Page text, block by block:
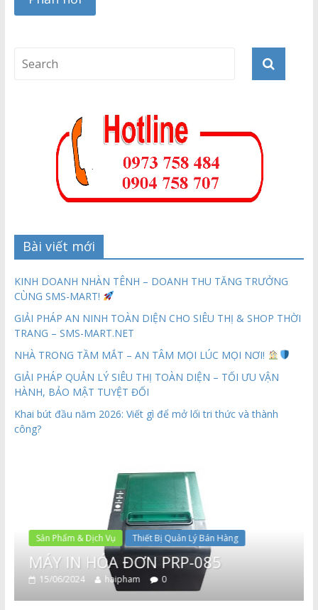
Bài viết mới
KINH DOANH NHÀN TÊNH – DOANH THU TĂNG TRƯỞNG
CÙNG SMS-MART!
GIẢI PHÁP AN NINH TOÀN DIỆN CHO SIÊU THỊ & SHOP THỜI
TRANG – SMS-MART.NET
NHÀ TRONG TẦM MẮT – AN TÂM MỌI LÚC MỌI NƠI!
GIẢI PHÁP QUẢN LÝ SIÊU THỊ TOÀN DIỆN – TỐI ƯU VẬN
HÀNH, BẢO MẬT TUYỆT ĐỐI
Khai bút đầu năm 2026: Viết gì để mở lối tri thức và thành
công?
Sản Phẩm & Dịch Vụ Thiết Bị Quản Lý Bán Hàng
MÁY IN HÓA ĐƠN PRP-085
15/06/2024 haipham 0